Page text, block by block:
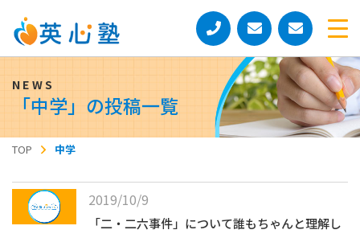
「中学」の投稿一覧
TOP 中学
2019/10/9
「二・二六事件」について誰もちゃんと理解し